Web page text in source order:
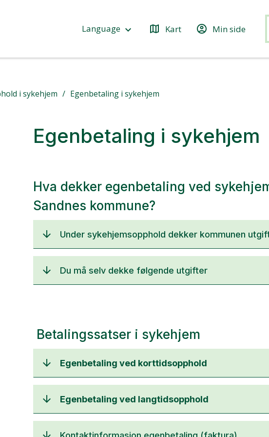
Language keyboard_arrow_down map Kart account_circle Min side
i sykehjem Egenbetaling i sykehjem
Egenbetaling i sykehjem
Hva dekker egenbetaling ved
Sandnes kommune?
Under sykehjemsopphold dekker kommunen
Du må selv dekke følgende utgifter
Betalingssatser i sykehjem
Egenbetaling ved korttidsopphold
Egenbetaling ved langtidsopphold